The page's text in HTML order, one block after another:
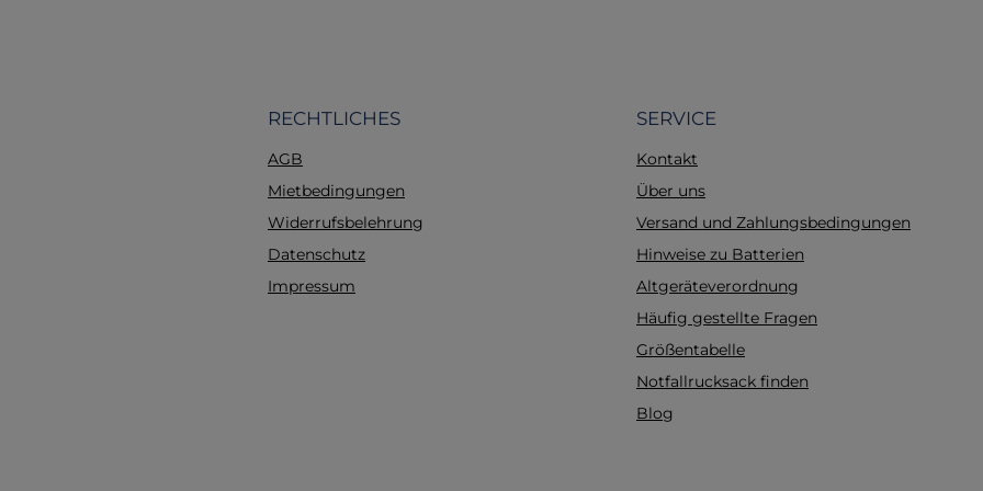
RECHTLICHES
AGB
Mietbedingungen
Widerrufsbelehrung
Datenschutz
Impressum
SERVICE
Kontakt
Über uns
Versand und Zahlungsbedingungen
Hinweise zu Batterien
Altgeräteverordnung
Häufig gestellte Fragen
Größentabelle
Notfallrucksack finden
Blog